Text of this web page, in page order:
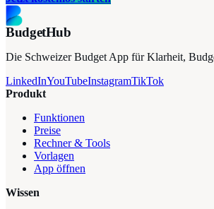
BudgetHub
Die Schweizer Budget App für Klarheit,
LinkedInYouTubeInstagramTikTok
Produkt
Funktionen
Preise
Rechner & Tools
Vorlagen
App öffnen
Wissen